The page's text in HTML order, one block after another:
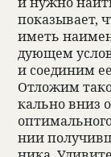
пока­зы­вает,
иметь
дующем
и соеди­ним
Отложим
кально вниз
нии